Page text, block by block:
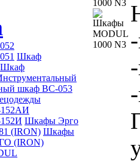
Шкаф
Шкаф
шкаф ВС-053
152АИ
Шкафы Эрго
(IRON) Шкафы
(IRON)